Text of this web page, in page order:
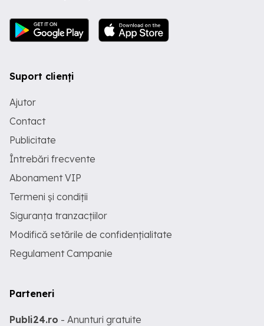
Suport clienți
Ajutor
Contact
Publicitate
Întrebări frecvente
Abonament VIP
Termeni și condiții
Siguranța tranzacțiilor
Modifică setările de confidențialitate
Regulament Campanie
Parteneri
Publi24.ro - Anunturi gratuite